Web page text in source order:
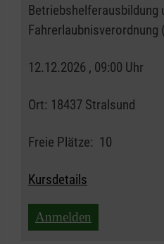
Betriebshelferausbildung
Fahrerlaubnisverordnung
12.12.2026 , 09:00 Uhr
Ort: 18437 Stralsund
Freie Plätze: 10
Kursdetails
Anmelden